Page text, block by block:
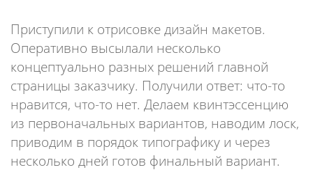
Приступили к отрисовке дизайн макетов.
Оперативно высылали несколько
концептуально разных решений главной
страницы заказчику. Получили ответ: что-то
нравится, что-то нет. Делаем квинтэссенцию
из первоначальных вариантов, наводим лоск,
приводим в порядок типографику и через
несколько дней готов финальный вариант.